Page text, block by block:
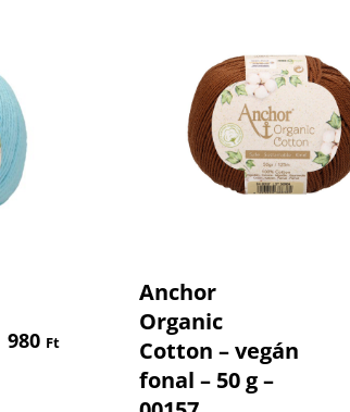
980 Ft
Kosárba
Anchor
Organic
Cotton – vegán
fonal – 50 g –